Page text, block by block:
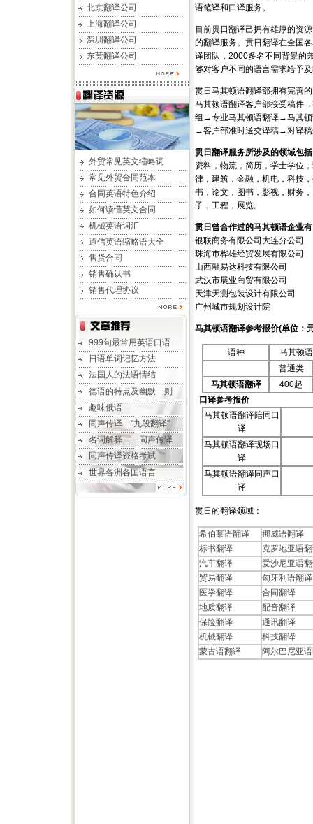
北京翻译公司
上海翻译公司
深圳翻译公司
东莞翻译公司
外贸常见英文缩略词
常见外贸合同范本
合同英语特色介绍
如何读懂英文合同
机械英语词汇
通信英语缩略语大全
售货合同
销售确认书
销售代理协议
999句最常用英语口语
日语单词记忆方法
法国人的法语情结
德语的特点及幽默一则
趣味俄语
同声传译—"九段翻译"
名词解释——同声传译
同声传译资格考试
世界各洲各国语言
语笔译和口译服务。
目前贯日翻译己拥有雄厚的资
的翻译服务。贯日翻译在全国
译团队，2000多名不同背景的
够对客户不同的语言需求给予
贯日马其顿语翻译部拥有完善
马其顿语翻译客户部接受稿件
组→专业马其顿语翻译→马其
→客户部准时送交译稿→对译稿
贯日翻译服务所涉及的领域包
资料，物流，简历，学士学位
律，建筑，金融，机电，科技
书，论文，图书，影视，财务
子，工程，展览。
贯日曾合作过的马其顿语企业
银联商务有限公司大连分公司
珠海市桦雄经贸发展有限公司
山西融易达科技有限公司
武汉市展业商贸有限公司
天津天测包装设计有限公司
广州城市规划设计院
马其顿语翻译参考报价(单位：
语种
马其顿
普通类
马其顿语翻译
400起
口译参考报价
马其顿语翻译陪同口
译
马其顿语翻译现场口
译
马其顿语翻译同声口
译
贯日的翻译领域：
希伯莱语翻译
挪威语翻译
标书翻译
克罗地亚语
汽车翻译
爱沙尼亚语
贸易翻译
匈牙利语翻译
医学翻译
合同翻译
地质翻译
配音翻译
保险翻译
通讯翻译
机械翻译
科技翻译
蒙古语翻译
阿尔巴尼亚